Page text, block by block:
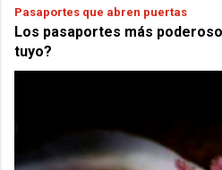
Pasaportes que abren puertas
Los pasaportes más
tuyo?